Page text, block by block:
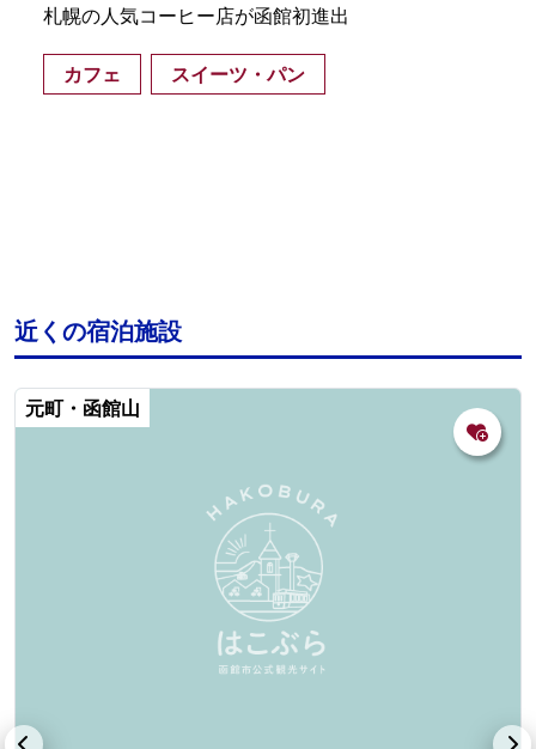
札幌の人気コーヒー店が函館初進出
カフェ スイーツ・パン
近くの宿泊施設
元町・函館山